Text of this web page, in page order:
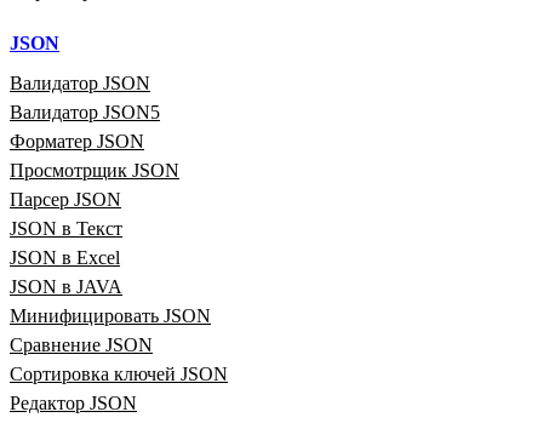
JSON
Валидатор JSON
Валидатор JSON5
Форматер JSON
Просмотрщик JSON
Парсер JSON
JSON в Текст
JSON в Excel
JSON в JAVA
Минифицировать JSON
Сравнение JSON
Сортировка ключей JSON
Редактор JSON